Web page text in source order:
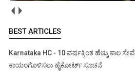
BEST ARTICLES
Karnataka HC - 10 ವರ್ಷಕ್ಕಿಂತ ಹೆಚ್ಚು ಕಾಲ
ಕಾಯಂಗೊಳಿಸಲು ಹೈಕೋರ್ಟ್ ಸೂಚನೆ